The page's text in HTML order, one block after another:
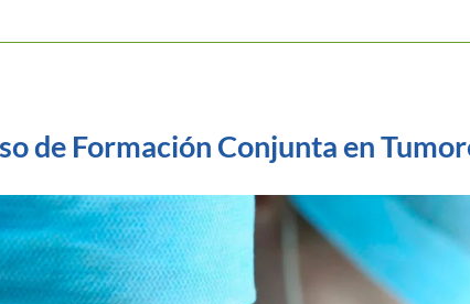
de Formación Conjunta en